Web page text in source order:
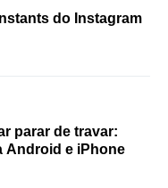
do Instagram
parar de travar:
Android e iPhone